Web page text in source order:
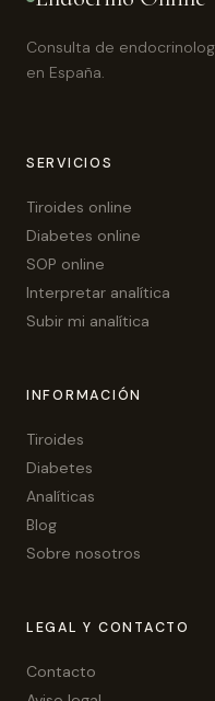
Consulta de
en España.
SERVICIOS
Tiroides online
Diabetes online
SOP online
Interpretar analítica
Subir mi analítica
INFORMACIÓN
Tiroides
Diabetes
Analíticas
Blog
Sobre nosotros
LEGAL Y CONTACTO
Contacto